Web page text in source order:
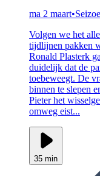
ma 2 maart•
Volgen we het
tijdlijnen pakken
Ronald Plasterk
duidelijk dat de
toebeweegt. De
binnen te slepen
Pieter het
omweg eist...
35 min